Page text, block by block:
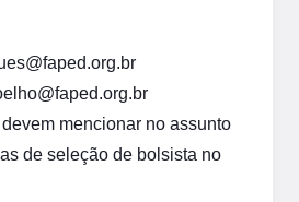
mencionar no assunto
de seleção de bolsista no